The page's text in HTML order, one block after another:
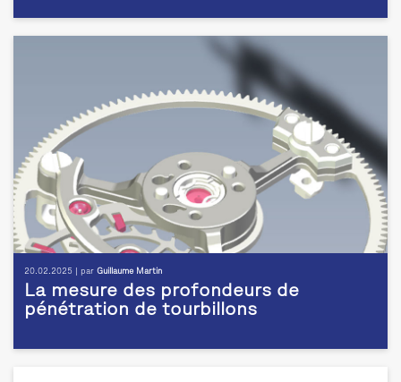
20.02.2025 | par Guillaume Martin
La mesure des profondeurs de
pénétration de tourbillons